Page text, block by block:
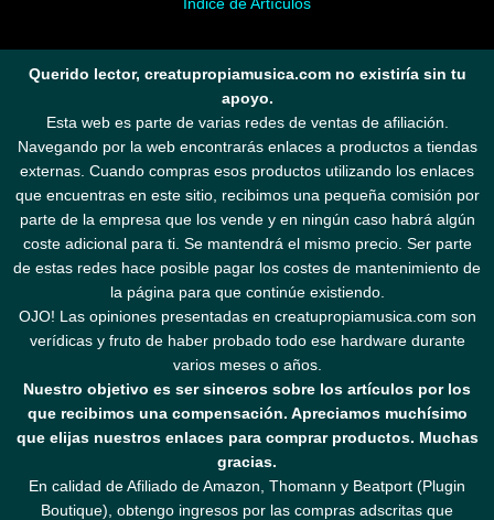
Índice de Artículos
Querido lector, creatupropiamusica.com no existiría sin tu
apoyo.
Esta web es parte de varias redes de ventas de afiliación.
Navegando por la web encontrarás enlaces a productos a tiendas
externas. Cuando compras esos productos utilizando los enlaces
que encuentras en este sitio, recibimos una pequeña comisión por
parte de la empresa que los vende y en ningún caso habrá algún
coste adicional para ti. Se mantendrá el mismo precio. Ser parte
de estas redes hace posible pagar los costes de mantenimiento de
la página para que continúe existiendo.
OJO! Las opiniones presentadas en creatupropiamusica.com son
verídicas y fruto de haber probado todo ese hardware durante
varios meses o años.
Nuestro objetivo es ser sinceros sobre los artículos por los
que recibimos una compensación. Apreciamos muchísimo
que elijas nuestros enlaces para comprar productos. Muchas
gracias.
En calidad de Afiliado de Amazon, Thomann y Beatport (Plugin
Boutique), obtengo ingresos por las compras adscritas que